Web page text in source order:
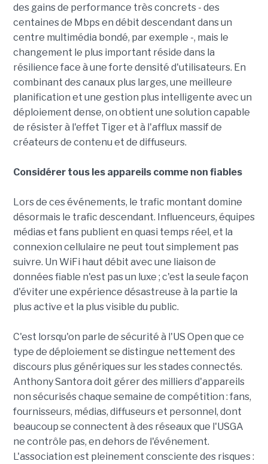
des gains de performance très concrets - des
centaines de Mbps en débit descendant dans un
centre multimédia bondé, par exemple -, mais le
changement le plus important réside dans la
résilience face à une forte densité d'utilisateurs. En
combinant des canaux plus larges, une meilleure
planification et une gestion plus intelligente avec un
déploiement dense, on obtient une solution capable
de résister à l'effet Tiger et à l'afflux massif de
créateurs de contenu et de diffuseurs.
Considérer tous les appareils comme non fiables
Lors de ces événements, le trafic montant domine
désormais le trafic descendant. Influenceurs, équipes
médias et fans publient en quasi temps réel, et la
connexion cellulaire ne peut tout simplement pas
suivre. Un WiFi haut débit avec une liaison de
données fiable n'est pas un luxe ; c'est la seule façon
d'éviter une expérience désastreuse à la partie la
plus active et la plus visible du public.
C'est lorsqu'on parle de sécurité à l'US Open que ce
type de déploiement se distingue nettement des
discours plus génériques sur les stades connectés.
Anthony Santora doit gérer des milliers d'appareils
non sécurisés chaque semaine de compétition : fans,
fournisseurs, médias, diffuseurs et personnel, dont
beaucoup se connectent à des réseaux que l'USGA
ne contrôle pas, en dehors de l'événement.
L'association est pleinement consciente des risques :